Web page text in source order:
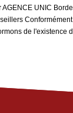
UNIC
de